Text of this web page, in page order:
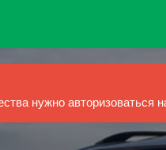
нужно авторизоваться